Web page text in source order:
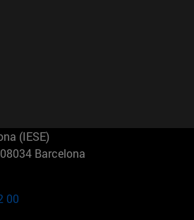
(IESE)
Barcelona
00